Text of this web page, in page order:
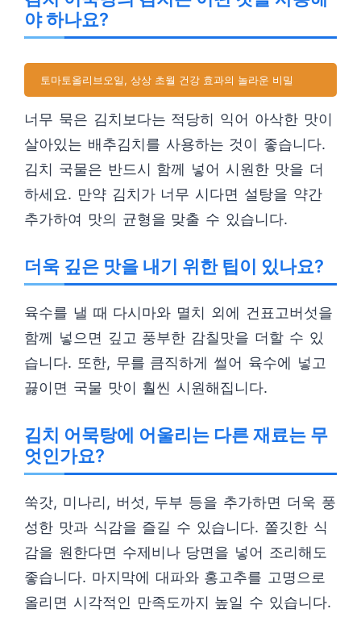
야 하나요?
토마토올리브오일, 상상 초월 건강 효과의 놀라운 비밀
너무 묵은 김치보다는 적당히 익어 아삭한 맛이
살아있는 배추김치를 사용하는 것이 좋습니다.
김치 국물은 반드시 함께 넣어 시원한 맛을 더
하세요. 만약 김치가 너무 시다면 설탕을 약간
추가하여 맛의 균형을 맞출 수 있습니다.
더욱 깊은 맛을 내기 위한 팁이 있나요?
육수를 낼 때 다시마와 멸치 외에 건표고버섯을
함께 넣으면 깊고 풍부한 감칠맛을 더할 수 있
습니다. 또한, 무를 큼직하게 썰어 육수에 넣고
끓이면 국물 맛이 훨씬 시원해집니다.
김치 어묵탕에 어울리는 다른 재료는 무
엇인가요?
쑥갓, 미나리, 버섯, 두부 등을 추가하면 더욱 풍
성한 맛과 식감을 즐길 수 있습니다. 쫄깃한 식
감을 원한다면 수제비나 당면을 넣어 조리해도
좋습니다. 마지막에 대파와 홍고추를 고명으로
올리면 시각적인 만족도까지 높일 수 있습니다.